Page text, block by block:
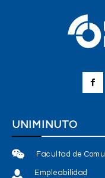
UNIMINUTO
Facultad de
Empleabilidad